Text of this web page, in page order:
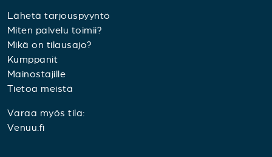
Lähetä tarjouspyyntö
Miten palvelu toimii?
Mikä on tilausajo?
Kumppanit
Mainostajille
Tietoa meistä
Varaa myös tila:
Venuu.fi